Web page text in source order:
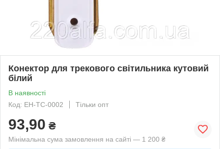
Конектор для трекового світильника кутовий
білий
В наявності
Код: EH-TC-0002
Тільки опт
93,90 ₴
Мінімальна сума замовлення на сайті — 1 200 ₴